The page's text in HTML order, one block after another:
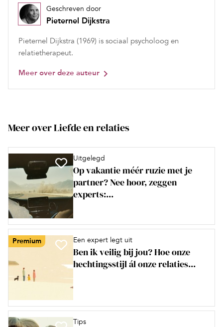
Geschreven door
Pieternel Dijkstra
Pieternel Dijkstra (1969) is sociaal psycholoog en
relatietherapeut.
Meer over deze auteur
Meer over Liefde en relaties
Uitgelegd
Op vakantie méér ruzie met je
partner? Nee hoor, zeggen
experts:...
Premium Een expert legt uit
Ben ik veilig bij jou? Hoe onze
hechtingsstijl ál onze relaties...
Tips